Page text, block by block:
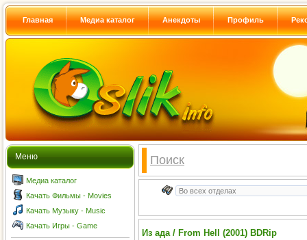
Главная Медиа каталог Анекдоты Профиль
Меню
Медиа каталог
Качать Фильмы - Movies
Качать Музыку - Music
Качать Игры - Game
Поиск
Из ада / From Hell (2001) BDRip